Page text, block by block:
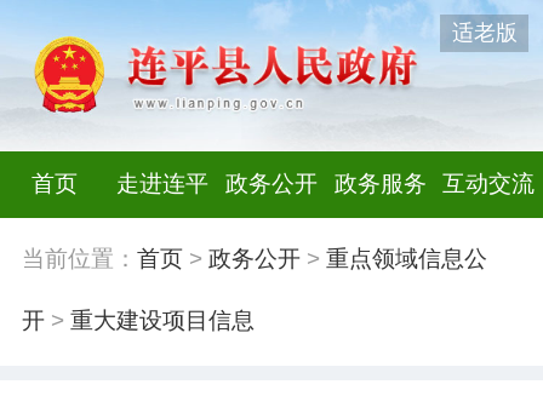
适老版
首页 走进连平 政务公开 政务服务 互动交流
当前位置： 首页> 政务公开> 重点领域信息公
开> 重大建设项目信息